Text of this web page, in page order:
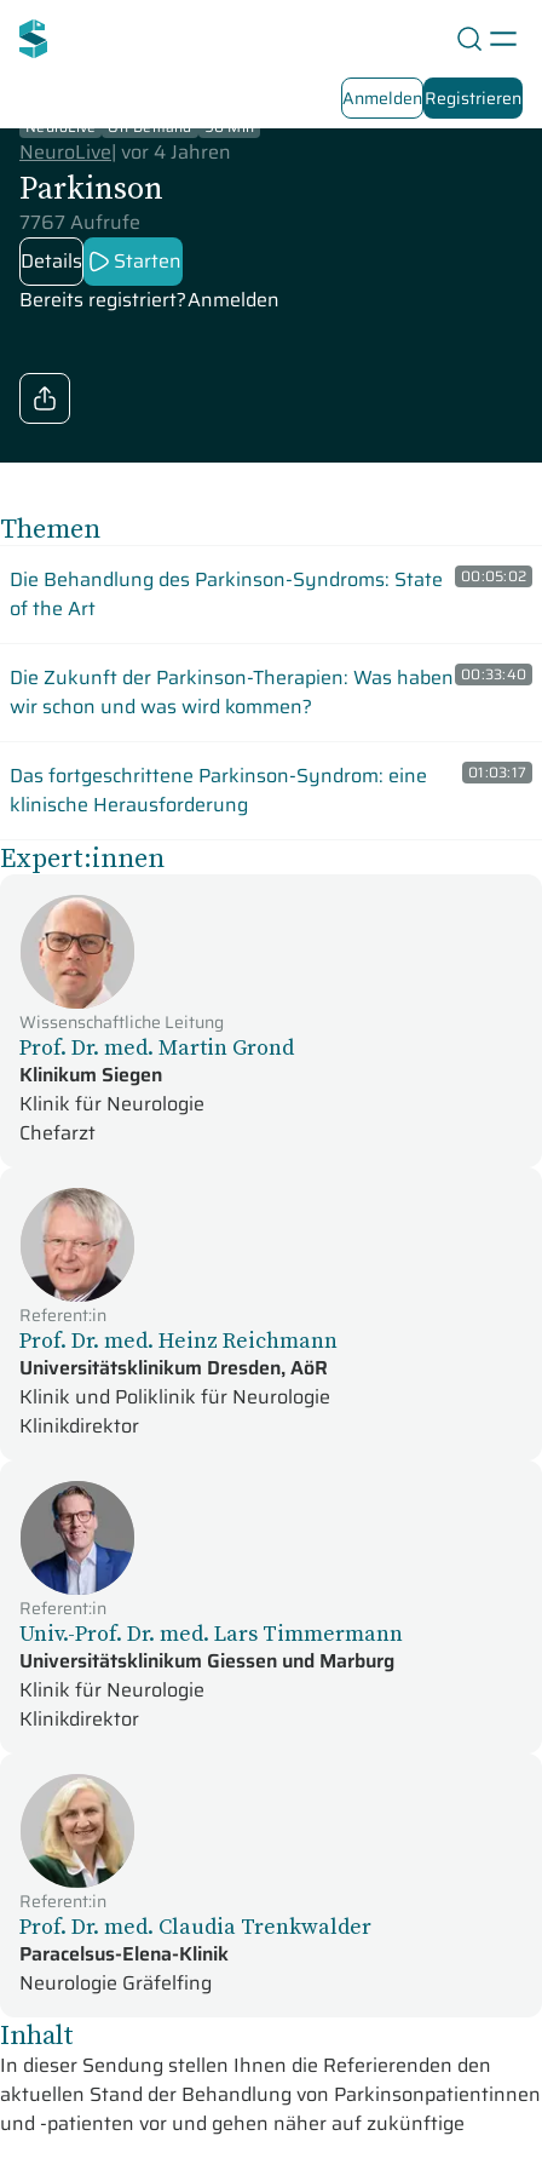
AnmeldenRegistrieren
NeuroLive On-Demand 90 Min
NeuroLive| vor 4 Jahren
Parkinson
7767 Aufrufe
Details
Starten
Bereits registriert?Anmelden
Themen
Die Behandlung des Parkinson-Syndroms: State
of the Art
00:05:02
Die Zukunft der Parkinson-Therapien: Was haben
wir schon und was wird kommen?
00:33:40
Das fortgeschrittene Parkinson-Syndrom: eine
klinische Herausforderung
01:03:17
Expert:innen
Wissenschaftliche Leitung
Prof. Dr. med. Martin Grond
Klinikum Siegen
Klinik für Neurologie
Chefarzt
Referent:in
Prof. Dr. med. Heinz Reichmann
Universitätsklinikum Dresden, AöR
Klinik und Poliklinik für Neurologie
Klinikdirektor
Referent:in
Univ.-Prof. Dr. med. Lars Timmermann
Universitätsklinikum Giessen und Marburg
Klinik für Neurologie
Klinikdirektor
Referent:in
Prof. Dr. med. Claudia Trenkwalder
Paracelsus-Elena-Klinik
Neurologie Gräfelfing
Inhalt
In dieser Sendung stellen Ihnen die Referierenden den
aktuellen Stand der Behandlung von Parkinsonpatientinnen
und -patienten vor und gehen näher auf zukünftige